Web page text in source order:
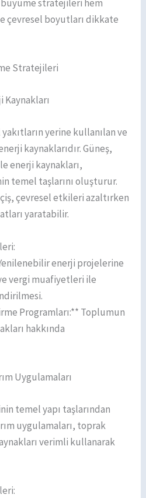
stratejileri hem
çevresel boyutları dikkate
Stratejileri
Kaynakları
yerine kullanılan ve
kaynaklarıdır. Güneş,
enerji kaynakları,
temel taşlarını oluşturur.
çevresel etkileri azaltırken
yaratabilir.
enerji projelerine
vergi muafiyetleri ile
Programları:** Toplumun
hakkında
Uygulamaları
temel yapı taşlarından
uygulamaları, toprak
verimli kullanarak